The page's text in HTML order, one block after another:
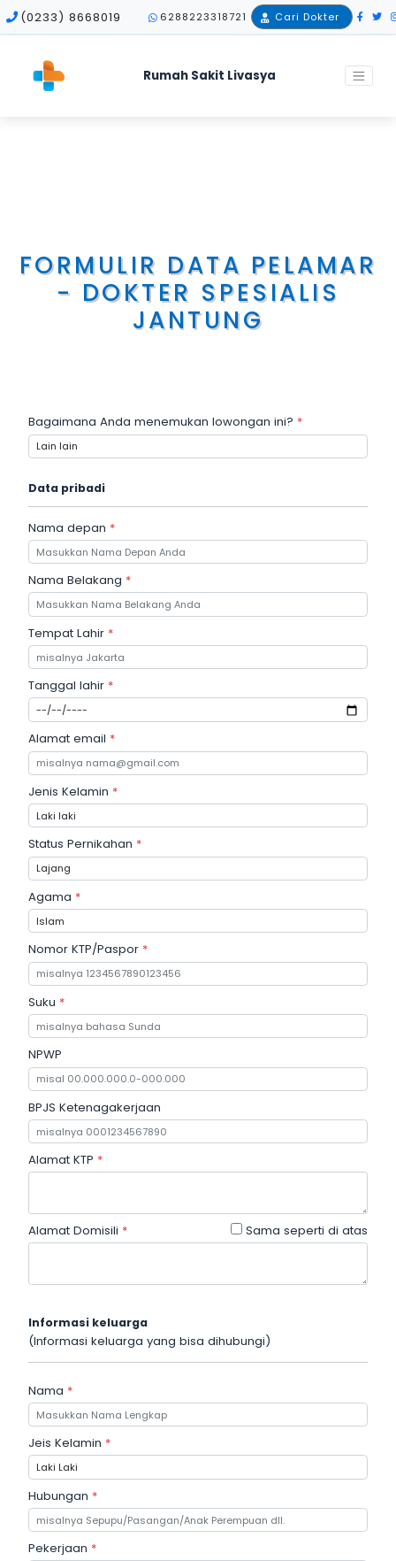
(0233) 8668019 6288223318721 Cari Dokter
Rumah Sakit Livasya
Home Career
Medis
Formulir Data Pelamar - Dokter Spesialis Jantung
FORMULIR DATA PELAMAR
- DOKTER SPESIALIS
JANTUNG
Bagaimana Anda menemukan lowongan ini? *
Data pribadi
Nama depan *
Nama Belakang *
Tempat Lahir *
Tanggal lahir *
Alamat email *
Jenis Kelamin *
Status Pernikahan *
Agama *
Nomor KTP/Paspor *
Suku *
NPWP
BPJS Ketenagakerjaan
Alamat KTP *
Alamat Domisili * Sama seperti di atas
Informasi keluarga
(Informasi keluarga yang bisa dihubungi)
Nama *
Jeis Kelamin *
Hubungan *
Pekerjaan *